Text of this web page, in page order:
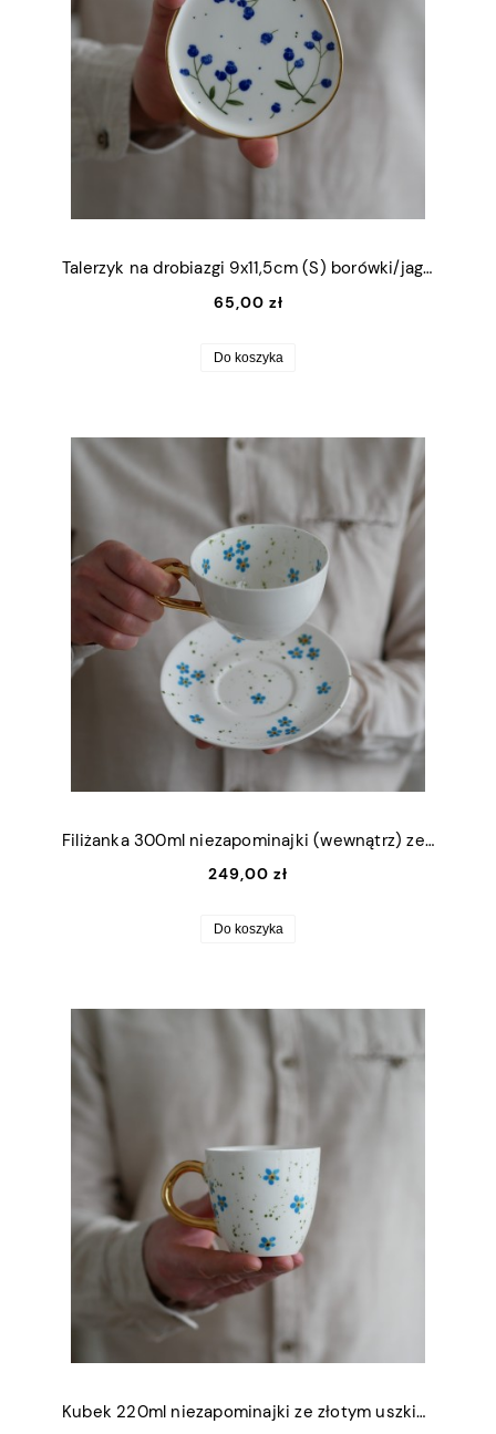
Talerzyk na drobiazgi 9x11,5cm (S) borówki/jagody ze złotym rantem
65,00 zł
Do koszyka
Filiżanka 300ml niezapominajki (wewnątrz) ze złotym uszkiem + talerzyk 15cm
249,00 zł
Do koszyka
Kubek 220ml niezapominajki ze złotym uszkiem